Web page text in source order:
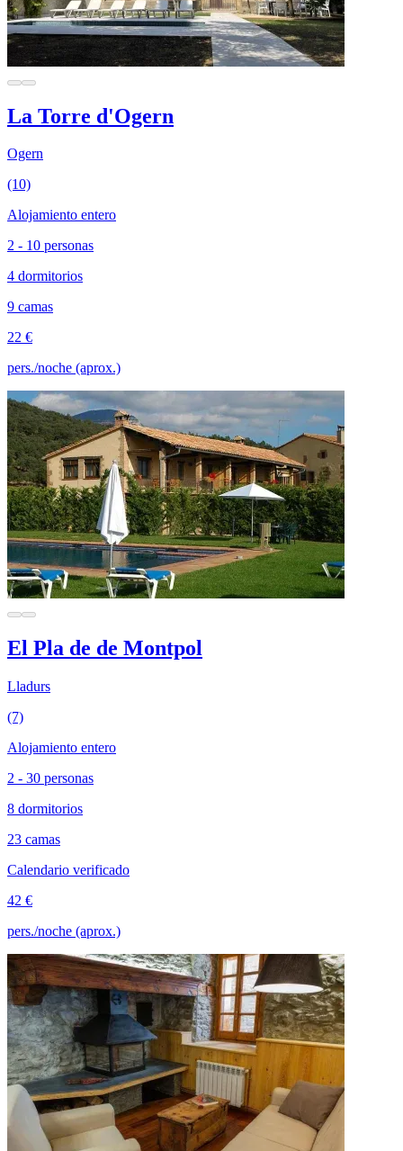
La Torre d'Ogern
Ogern
(10)
Alojamiento entero
2 - 10 personas
4 dormitorios
9 camas
22 €
pers./noche (aprox.)
El Pla de de Montpol
Lladurs
(7)
Alojamiento entero
2 - 30 personas
8 dormitorios
23 camas
Calendario verificado
42 €
pers./noche (aprox.)